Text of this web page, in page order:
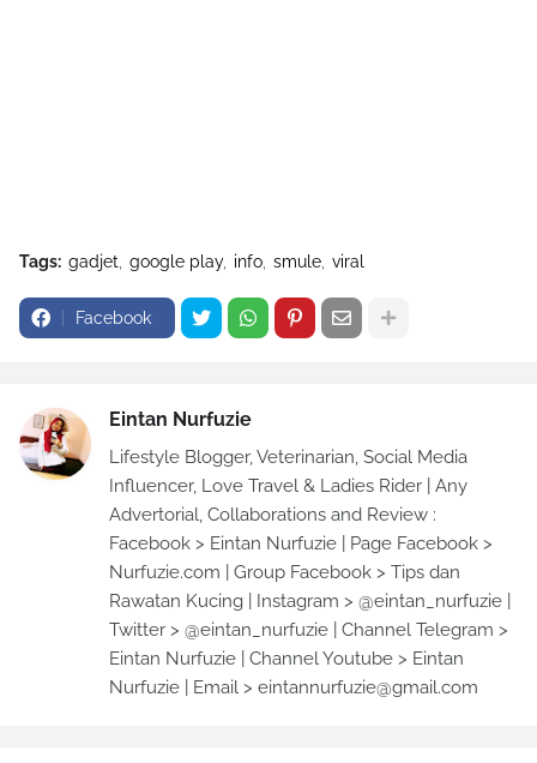
Tags: gadjet google play info smule viral
Facebook
Eintan Nurfuzie
Lifestyle Blogger, Veterinarian, Social Media
Influencer, Love Travel & Ladies Rider | Any
Advertorial, Collaborations and Review :
Facebook > Eintan Nurfuzie | Page Facebook >
Nurfuzie.com | Group Facebook > Tips dan
Rawatan Kucing | Instagram > @eintan_nurfuzie |
Twitter > @eintan_nurfuzie | Channel Telegram >
Eintan Nurfuzie | Channel Youtube > Eintan
Nurfuzie | Email > eintannurfuzie@gmail.com